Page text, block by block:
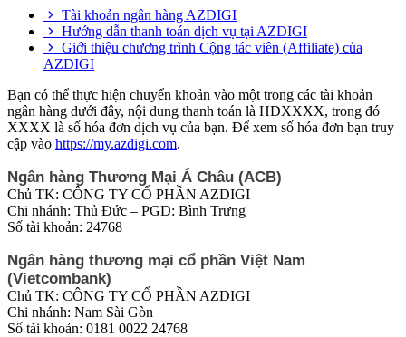
Tài khoản ngân hàng AZDIGI
Hướng dẫn thanh toán dịch vụ tại AZDIGI
Giới thiệu chương trình Cộng tác viên (Affiliate) của
AZDIGI
Bạn có thể thực hiện chuyển khoản vào một trong các tài khoản
ngân hàng dưới đây, nội dung thanh toán là HDXXXX, trong đó
XXXX là số hóa đơn dịch vụ của bạn. Để xem số hóa đơn bạn truy
cập vào https://my.azdigi.com.
Ngân hàng Thương Mại Á Châu (ACB)
Chủ TK: CÔNG TY CỔ PHẦN AZDIGI
Chi nhánh: Thủ Đức – PGD: Bình Trưng
Số tài khoản: 24768
Ngân hàng thương mại cổ phần Việt Nam
(Vietcombank)
Chủ TK: CÔNG TY CỔ PHẦN AZDIGI
Chi nhánh: Nam Sài Gòn
Số tài khoản: 0181 0022 24768